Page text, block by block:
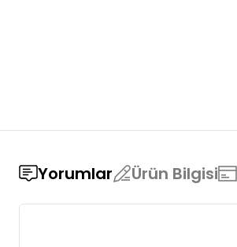
Yorumlar Ürün Bilgisi